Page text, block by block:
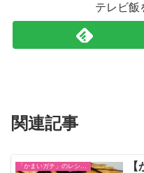
テレビ飯
関連記事